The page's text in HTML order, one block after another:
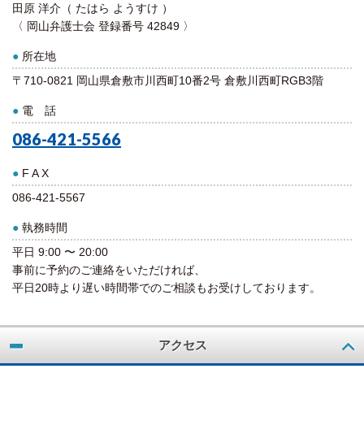
田原 洋介（ たはら ようすけ ）
〈 岡山弁護士会 登録番号 42849 〉
● 所在地
〒710-0821 岡山県倉敷市川西町10番2号 倉敷川西町RGB3階
● 電 話
086-421-5566
● F A X
086-421-5567
● 執務時間
平日 9:00 〜 20:00
事前に予約のご連絡をいただければ、
平日20時より遅い時間帯でのご相談もお受けしております。
アクセス